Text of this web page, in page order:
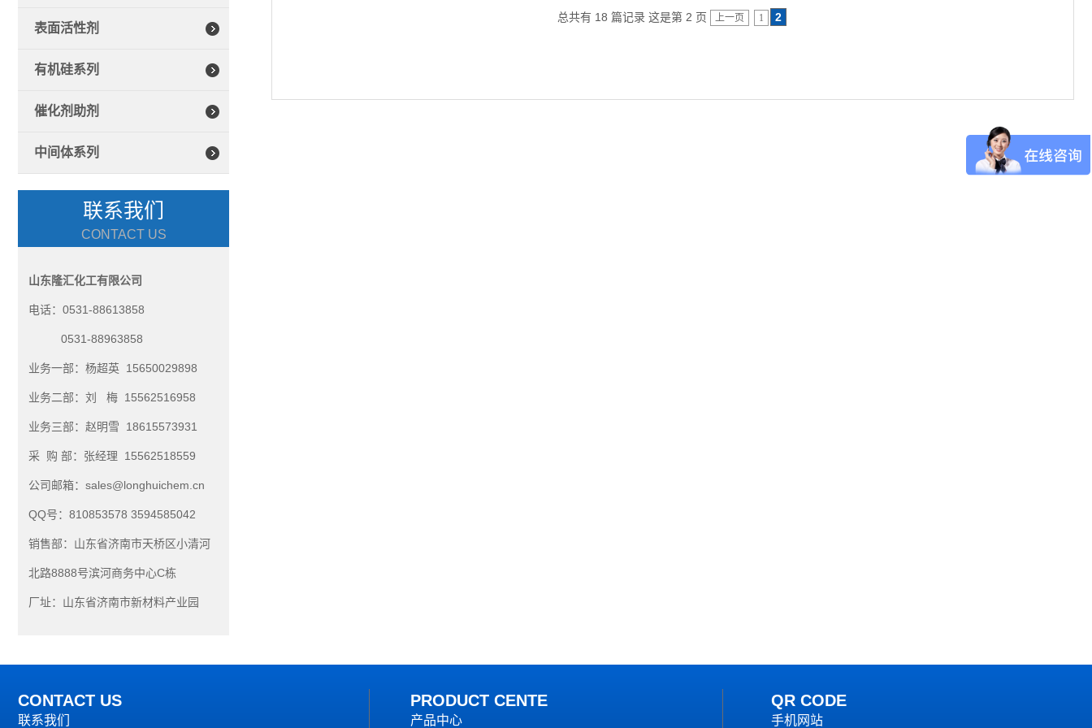
表面活性剂
有机硅系列
催化剂助剂
中间体系列
联系我们
CONTACT US
山东隆汇化工有限公司
电话：0531-88613858
0531-88963858
业务一部：杨超英 15650029898
业务二部：刘 梅 15562516958
业务三部：赵明雪 18615573931
采 购 部：张经理 15562518559
公司邮箱：sales@longhuichem.cn
QQ号：810853578 3594585042
销售部：山东省济南市天桥区小清河
北路8888号滨河商务中心C栋
厂址：山东省济南市新材料产业园
总共有 18 篇记录 这是第 2 页 上一页 1 2
CONTACT US
联系我们
PRODUCT CENTE
产品中心
QR CODE
手机网站